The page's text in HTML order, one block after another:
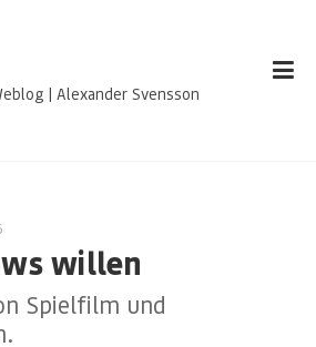
| Alexander Svensson
willen
Spielfilm und